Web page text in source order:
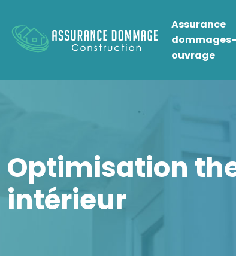
Assurance
dommages-
ouvrage
Optimisation
intérieur